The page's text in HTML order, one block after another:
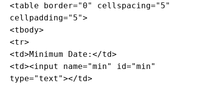
<table border="0" cellspacing="5"
cellpadding="5">
<tbody>
<tr>
<td>Minimum Date:</td>
<td><input name="min" id="min"
type="text"></td>